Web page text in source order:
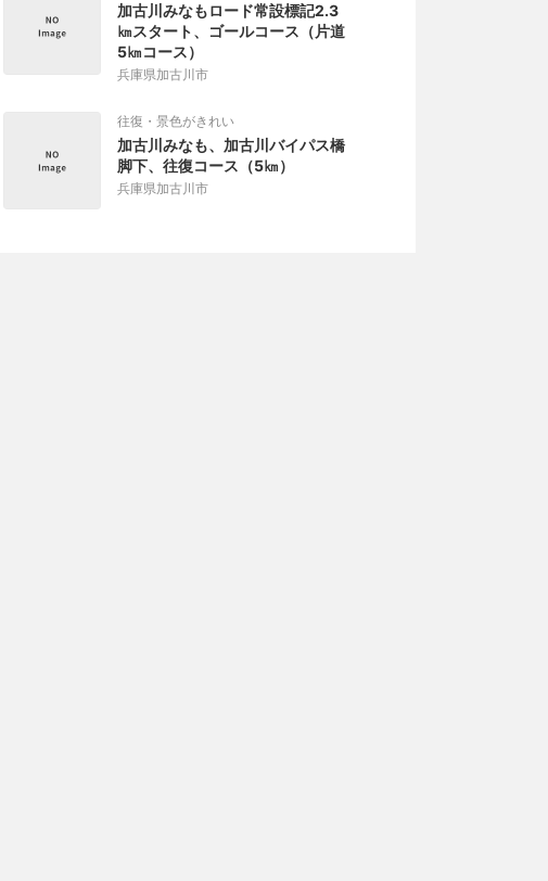
加古川みなもロード常設標記2.3
㎞スタート、ゴールコース（片道
5㎞コース）
兵庫県加古川市
往復・景色がきれい
加古川みなも、加古川バイパス橋
脚下、往復コース（5㎞）
兵庫県加古川市